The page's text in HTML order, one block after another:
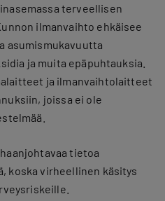
terveellisen
ilmanvaihto ehkäisee
asumismukavuutta
ja muita epäpuhtauksia.
ja ilmanvaihtolaitteet
joissa ei ole
tietoa
koska virheellinen käsitys